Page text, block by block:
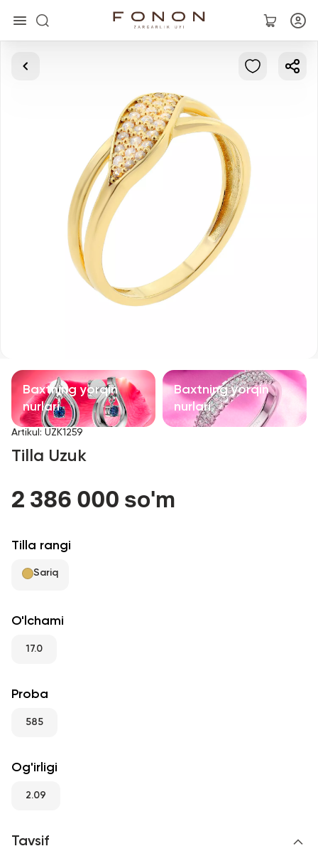
Asosiy
Bilaguzuklar
Aksessuarlar
Sevimli
RU
Baxtning yorqin
nurlari
Baxtning yorqin
nurlari
Artikul : UZK1259
Tilla Uzuk
2 386 000 so'm
Tilla rangi
Sariq
O'lchami
17.0
Proba
585
Og'irligi
2.09
Tavsif